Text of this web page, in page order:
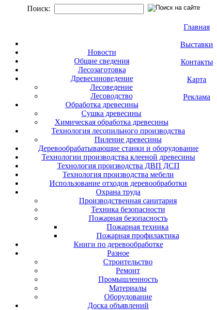
Поиск:
Главная
Выставки
Контакты
Карта
Реклама
Новости
Общие сведения
Лесозаготовка
Древесиноведение
Лесоведение
Лесоводство
Обработка древесины
Сушка древесины
Химическая обработка древесины
Технология лесопильного производства
Пиление древесины
Деревообрабатывающие станки и оборудование
Технологии производства клееной древесины
Технология производства ДВП ДСП
Технология производства мебели
Использование отходов деревообработки
Охрана труда
Производственная санитария
Техника безопасности
Пожарная безопасность
Пожарная техника
Пожарная профилактика
Книги по деревообработке
Разное
Строительство
Ремонт
Промышленность
Материалы
Оборудование
Доска объявлений